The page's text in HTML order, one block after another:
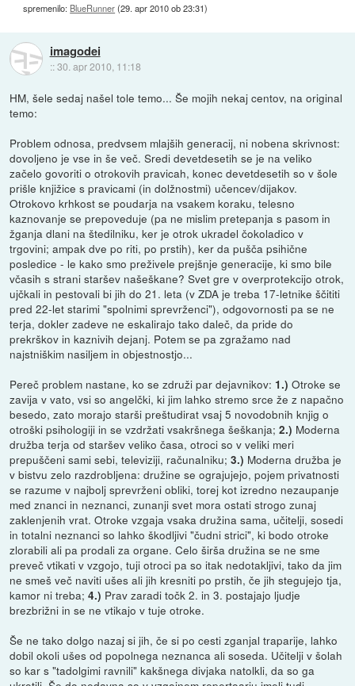
spremenilo: BlueRunner(29. apr 2010 ob 23:31)
imagodei
::30. apr 2010, 11:18
HM, šele sedaj našel tole temo... Še mojih nekaj centov, na original
temo:
Problem odnosa, predvsem mlajših generacij, ni nobena skrivnost:
dovoljeno je vse in še več. Sredi devetdesetih se je na veliko
začelo govoriti o otrokovih pravicah, konec devetdesetih so v šole
prišle knjižice s pravicami (in dolžnostmi) učencev/dijakov.
Otrokovo krhkost se poudarja na vsakem koraku, telesno
kaznovanje se prepoveduje (pa ne mislim pretepanja s pasom in
žganja dlani na štedilniku, ker je otrok ukradel čokoladico v
trgovini; ampak dve po riti, po prstih), ker da pušča psihične
posledice - le kako smo preživele prejšnje generacije, ki smo bile
včasih s strani staršev našeškane? Svet gre v overprotekcijo otrok,
ujčkali in pestovali bi jih do 21. leta (v ZDA je treba 17-letnike ščititi
pred 22-let starimi "spolnimi sprevrženci"), odgovornosti pa se ne
terja, dokler zadeve ne eskalirajo tako daleč, da pride do
prekrškov in kaznivih dejanj. Potem se pa zgražamo nad
najstniškim nasiljem in objestnostjo...
Pereč problem nastane, ko se združi par dejavnikov: 1.) Otroke se
zavija v vato, vsi so angelčki, ki jim lahko stremo srce že z napačno
besedo, zato morajo starši preštudirat vsaj 5 novodobnih knjig o
otroški psihologiji in se vzdržati vsakršnega šeškanja;2.) Moderna
družba terja od staršev veliko časa, otroci so v veliki meri
prepuščeni sami sebi, televiziji, računalniku;3.) Moderna družba je
v bistvu zelo razdrobljena: družine se ograjujejo, pojem privatnosti
se razume v najbolj sprevrženi obliki, torej kot izredno nezaupanje
med znanci in neznanci, zunanji svet mora ostati strogo zunaj
zaklenjenih vrat. Otroke vzgaja vsaka družina sama, učitelji, sosedi
in totalni neznanci so lahko škodljivi "čudni strici", ki bodo otroke
zlorabili ali pa prodali za organe. Celo širša družina se ne sme
preveč vtikati v vzgojo, tuji otroci pa so itak nedotakljivi, tako da jim
ne smeš več naviti ušes ali jih kresniti po prstih, če jih stegujejo tja,
kamor ni treba;4.) Prav zaradi točk 2. in 3. postajajo ljudje
brezbrižni in se ne vtikajo v tuje otroke.
Še ne tako dolgo nazaj si jih, če si po cesti zganjal traparije, lahko
dobil okoli ušes od popolnega neznanca ali soseda. Učitelji v šolah
so kar s "tadolgimi ravnili" kakšnega divjaka natolkli, da so ga